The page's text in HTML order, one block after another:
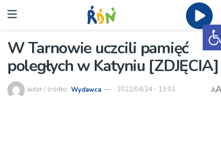
W Tarnowie uczcili pamięć
poległych w Katyniu [ZDJĘCIA]
autor / źródło: Wydawca 2022/04/24 - 13:01 A